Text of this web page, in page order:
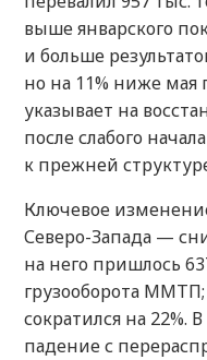
выше январского
и больше
но на 11% ниже мая
указывает на
после слабого
к прежней
Ключевое
Северо-Запада —
на него пришлось
грузооборота ММТП;
сократился на 22%.
падение с